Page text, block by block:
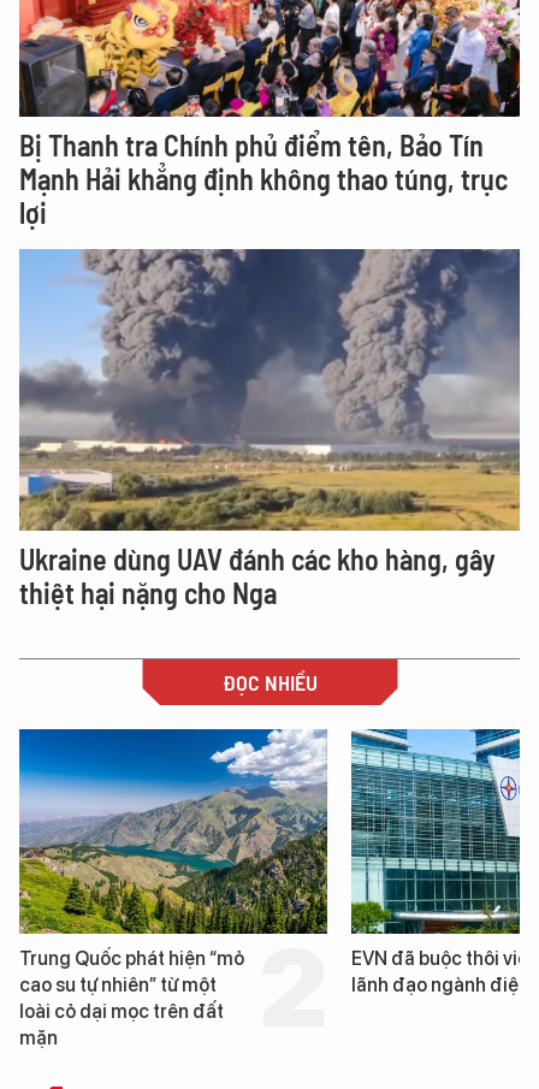
Bị Thanh tra Chính phủ điểm tên, Bảo Tín
Mạnh Hải khẳng định không thao túng, trục
lợi
Ukraine dùng UAV đánh các kho hàng, gây
thiệt hại nặng cho Nga
ĐỌC NHIỀU
Trung Quốc phát hiện “mỏ
cao su tự nhiên” từ một
loài cỏ dại mọc trên đất
mặn
EVN đã buộc thôi
lãnh đạo ngành điện